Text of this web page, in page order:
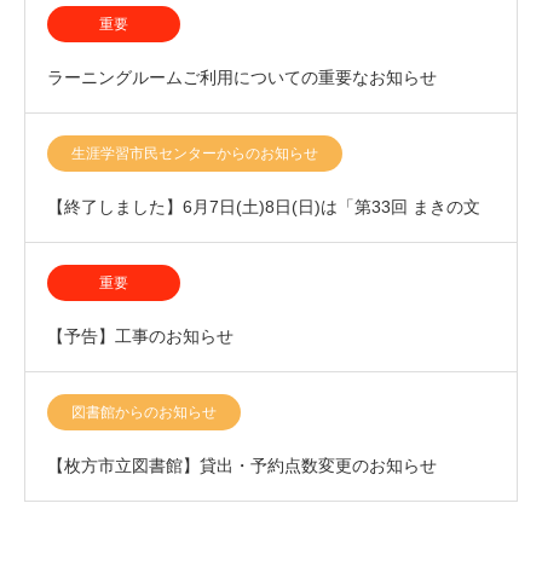
重要
ラーニングルームご利用についての重要なお知らせ
生涯学習市民センターからのお知らせ
【終了しました】6月7日(土)8日(日)は「第33回 まきの文
化祭」開催いたします！
重要
【予告】工事のお知らせ
図書館からのお知らせ
【枚方市立図書館】貸出・予約点数変更のお知らせ